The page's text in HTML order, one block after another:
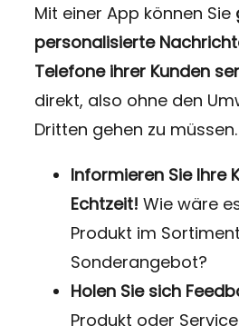
Mit einer App können Sie
personalisierte
Telefone ihrer Kunden
direkt, also ohne den
Dritten gehen zu müssen.
Informieren Sie Ihre
Echtzeit! Wie wäre
Produkt im
Sonderangebot?
Holen Sie sich
Produkt oder